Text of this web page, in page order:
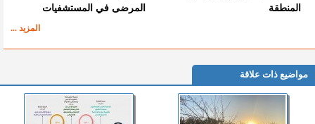
المنطقة
المرضى في المستشفيات
المزيد ...
مواضيع ذات علاقة